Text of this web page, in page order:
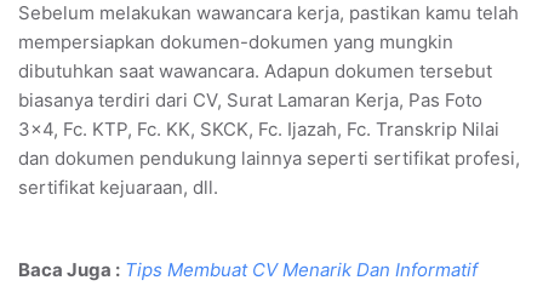
Sebelum melakukan wawancara kerja, pastikan kamu telah
mempersiapkan dokumen-dokumen yang mungkin
dibutuhkan saat wawancara. Adapun dokumen tersebut
biasanya terdiri dari CV, Surat Lamaran Kerja, Pas Foto
3x4, Fc. KTP, Fc. KK, SKCK, Fc. Ijazah, Fc. Transkrip Nilai
dan dokumen pendukung lainnya seperti sertifikat profesi,
sertifikat kejuaraan, dll.
Baca Juga : Tips Membuat CV Menarik Dan Informatif